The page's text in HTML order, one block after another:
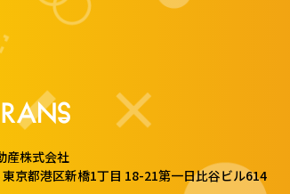
産株式会社
京都港区新橋1丁目 18-21第一日比谷ビル614